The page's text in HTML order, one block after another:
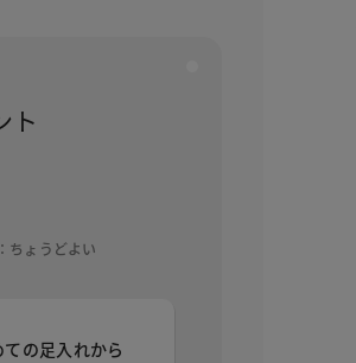
ト
ょうどよい
の足入れから